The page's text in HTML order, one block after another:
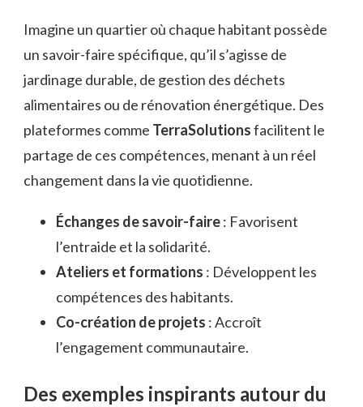
Imagine un quartier où chaque habitant possède
un savoir-faire spécifique, qu’il s’agisse de
jardinage durable, de gestion des déchets
alimentaires ou de rénovation énergétique. Des
plateformes comme TerraSolutionsfacilitent le
partage de ces compétences, menant à un réel
changement dans la vie quotidienne.
Échanges de savoir-faire: Favorisent
l’entraide et la solidarité.
Ateliers et formations : Développent les
compétences des habitants.
Co-création de projets : Accroît
l’engagement communautaire.
Des exemples inspirants autour du